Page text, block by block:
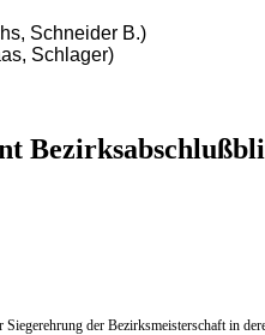
Schneider B.)
Schlager)
der Bezirksmeisterschaft in